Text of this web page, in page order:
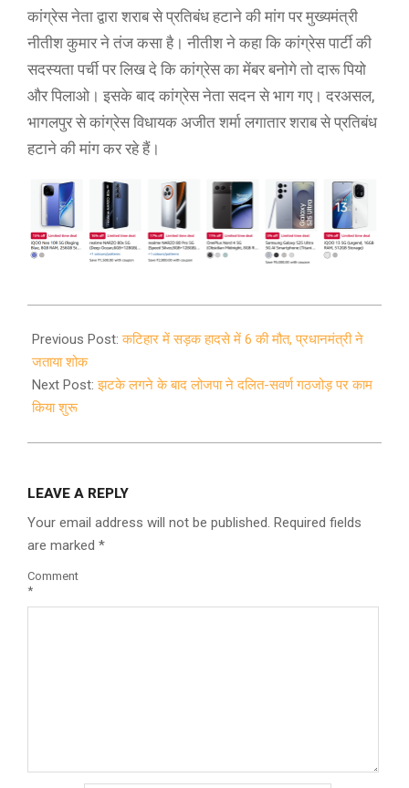
कांग्रेस नेता द्वारा शराब से प्रतिबंध हटाने की मांग पर मुख्यमंत्री
नीतीश कुमार ने तंज कसा है। नीतीश ने कहा कि कांग्रेस पार्टी की
सदस्यता पर्ची पर लिख दे कि कांग्रेस का मेंबर बनोगे तो दारू पियो
और पिलाओ। इसके बाद कांग्रेस नेता सदन से भाग गए। दरअसल,
भागलपुर से कांग्रेस विधायक अजीत शर्मा लगातार शराब से प्रतिबंध
हटाने की मांग कर रहे हैं।
02-
23
Previous Post:कटिहार में सड़क हादसे में 6 की मौत, प्रधानमंत्री ने
जताया शोक
Next Post:झटके लगने के बाद लोजपा ने दलित-सवर्ण गठजोड़ पर काम
किया शुरू
LEAVE A REPLY
Your email address will not be published. Required fields
are marked *
Comment
*